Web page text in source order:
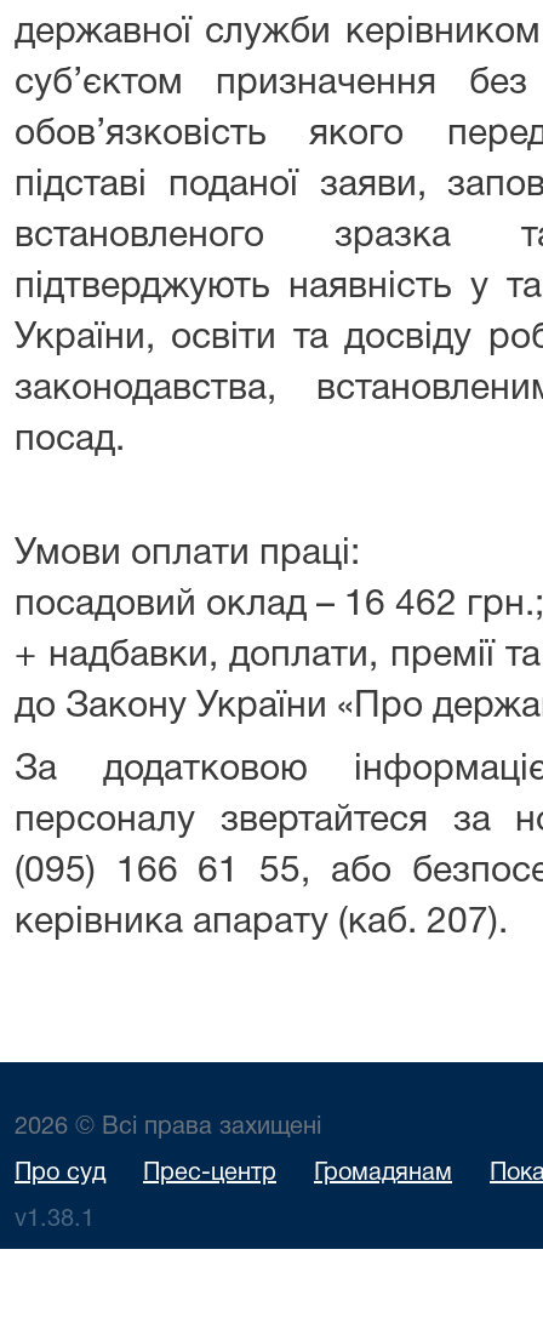
державної служби
суб’єктом призначення
обов’язковість якого
підставі поданої заяви,
встановленого зразка
підтверджують наявність у
України, освіти та досвіду
законодавства,
посад.
Умови оплати праці:
посадовий оклад – 16 462 грн.;
+ надбавки, доплати, премії
до Закону України «Про
За додатковою
персоналу звертайтеся за
(095) 166 61 55, або
керівника апарату (каб. 207).
2026 © Всі права захищені
Про суд Прес-центр Громадянам
v1.38.1